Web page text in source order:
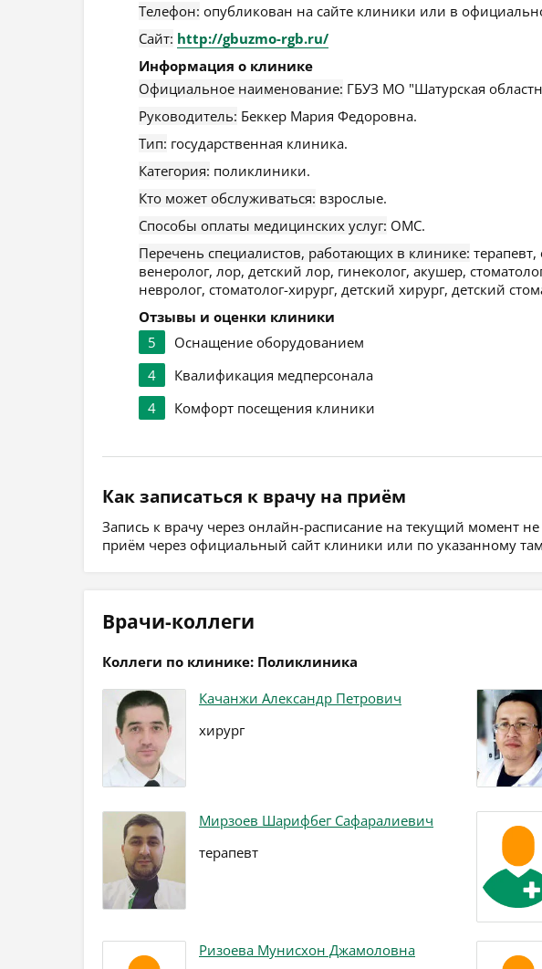
Телефон: опубликован на сайте клиники или в
Сайт: http://gbuzmo-rgb.ru/
Информация о клинике
Официальное наименование: ГБУЗ МО "Шатурская
Руководитель: Беккер Мария Федоровна.
Тип: государственная клиника.
Категория: поликлиники.
Кто может обслуживаться: взрослые.
Способы оплаты медицинских услуг: ОМС.
Перечень специалистов, работающих в клинике:
венеролог, лор, детский лор, гинеколог, акушер,
невролог, стоматолог-хирург, детский хирург, детский
Отзывы и оценки клиники
5
Оснащение оборудованием
4
Квалификация медперсонала
4
Комфорт посещения клиники
Как записаться к врачу на приём
Запись к врачу через онлайн-расписание на текущий момент
приём через официальный сайт клиники или по указанному
Врачи-коллеги
Коллеги по клинике: Поликлиника
Качанжи Александр Петрович
хирург
Мирзоев Шарифбег Сафаралиевич
терапевт
Ризоева Мунисхон Джамоловна